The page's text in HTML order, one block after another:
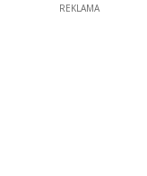
REKLAMA